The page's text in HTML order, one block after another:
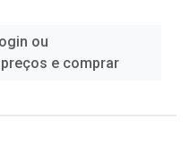
ou
e comprar